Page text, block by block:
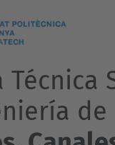
Técnica
de